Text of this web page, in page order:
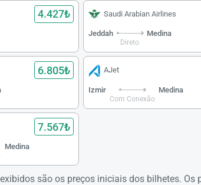
4.427₺ Saudi Arabian Airlines
Jeddah
Direto
Medina
6.805₺ AJet
Izmir
Com Conexão
Medina
7.567₺
Medina
são os preços iniciais dos bilhetes.